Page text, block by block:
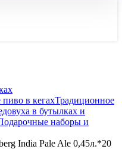
пиво в кегахТрадиционное
в бутылках и
наборы и
India Pale Ale 0,45л.*20